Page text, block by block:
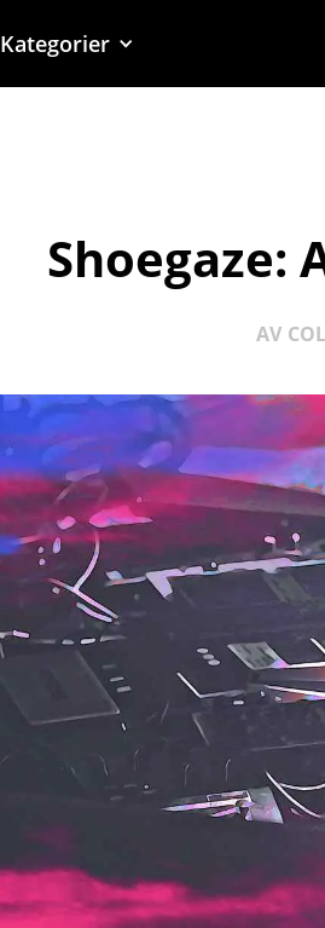
Kategorier
Shoegaze:
AV